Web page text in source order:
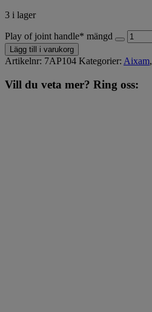
3 i lager
Play of joint handle* mängd
Lägg till i varukorg
Artikelnr: 7AP104 Kategorier: Aixam,
Vill du veta mer? Ring oss: